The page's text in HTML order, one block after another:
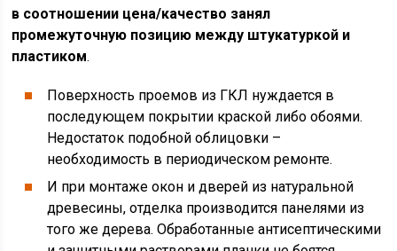
в соотношении цена/качество занял
промежуточную позицию между штукатуркой и
пластиком.
Поверхность проемов из ГКЛ нуждается в
последующем покрытии краской либо обоями.
Недостаток подобной облицовки –
необходимость в периодическом ремонте.
И при монтаже окон и дверей из натуральной
древесины, отделка производится панелями из
того же дерева. Обработанные антисептическими